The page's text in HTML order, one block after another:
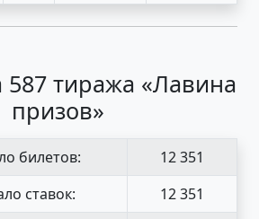
587 тиража «Лавина
призов»
билетов:
12 351
ставок:
12 351